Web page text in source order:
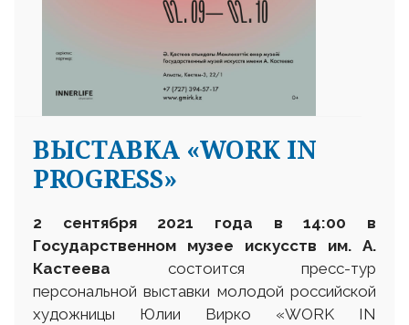
ВЫСТАВКА «WORK IN
PROGRESS»
2 сентября 2021 года в 14:00 в
Государственном музее искусств им. А.
Кастеева состоится пресс-тур
персональной выставки молодой российской
художницы Юлии Вирко «WORK IN